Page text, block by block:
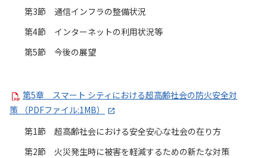
第3節 通信インフラの整備状況
第4節 インターネットの利用状況等
第5節 今後の展望
第5章 スマート シティにおける超高齢社会の防火安全対
策 （PDFファイル:1MB）
第1節 超高齢社会における安全安心な社会の在り方
第2節 火災発生時に被害を軽減するための新たな対策